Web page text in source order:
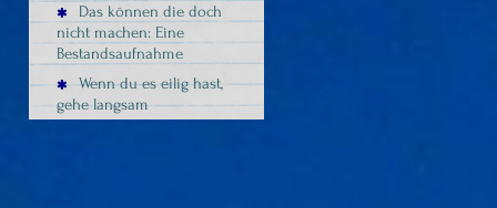
Das können die doch
nicht machen: Eine
Bestandsaufnahme
Wenn du es eilig hast,
gehe langsam